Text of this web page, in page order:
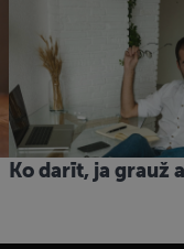
Ko darīt, ja grauž